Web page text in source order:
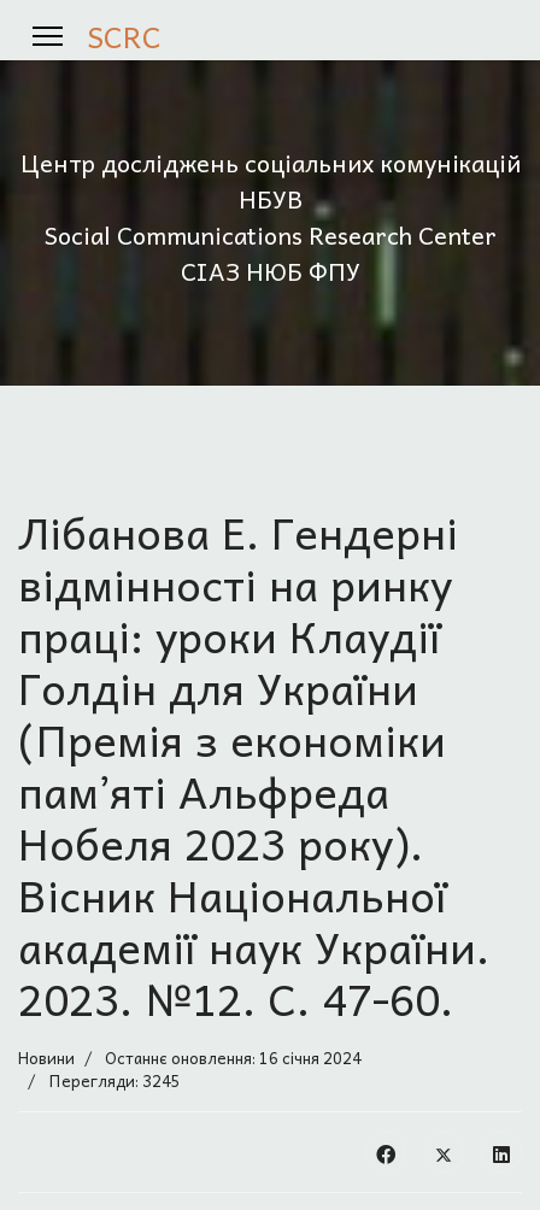
SCRC
Центр досліджень соціальних комунікацій
НБУВ
Social Communications Research Center
СІАЗ НЮБ ФПУ
Лібанова Е. Гендерні
відмінності на ринку
праці: уроки Клаудії
Голдін для України
(Премія з економіки
пам’яті Альфреда
Нобеля 2023 року).
Вісник Національної
академії наук України.
2023. №12. С. 47-60.
Новини
Останнє оновлення: 16 січня 2024
Перегляди: 3245